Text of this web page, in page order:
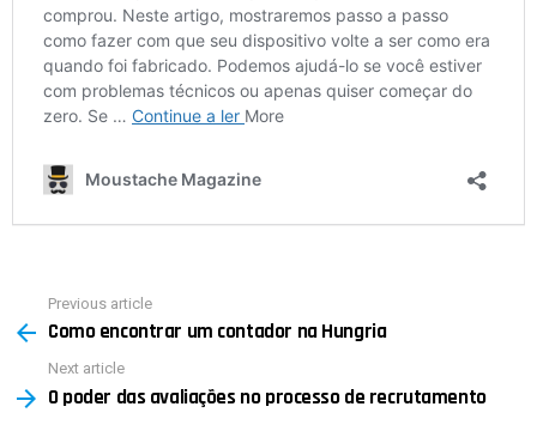
more
Previous article
Como encontrar um contador na Hungria
Next article
O poder das avaliações no processo de recrutamento